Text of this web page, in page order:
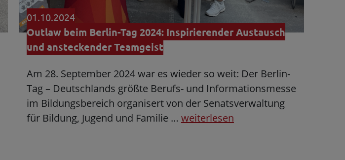
01.10.2024
Outlaw beim Berlin-Tag 2024: Inspirierender Austausch
und ansteckender Teamgeist
Am 28. September 2024 war es wieder so weit: Der Berlin-
Tag – Deutschlands größte Berufs- und Informationsmesse
im Bildungsbereich organisert von der Senatsverwaltung
für Bildung, Jugend und Familie … weiterlesen